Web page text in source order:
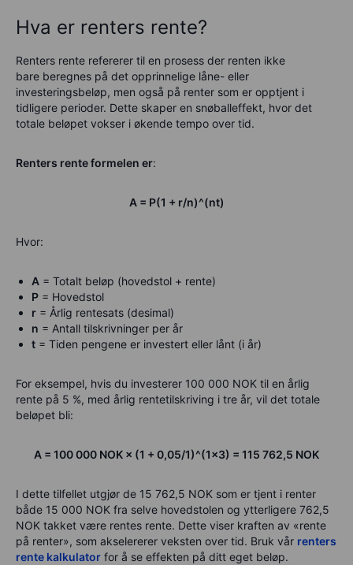
Hva er renters rente?
Renters rente refererer til en prosess der renten ikke
bare beregnes på det opprinnelige låne- eller
investeringsbeløp, men også på renter som er opptjent i
tidligere perioder. Dette skaper en snøballeffekt, hvor det
totale beløpet vokser i økende tempo over tid.
Renters rente formelen er:
A = P(1 + r/n)^(nt)
Hvor:
A = Totalt beløp (hovedstol + rente)
P = Hovedstol
r = Årlig rentesats (desimal)
n = Antall tilskrivninger per år
t = Tiden pengene er investert eller lånt (i år)
For eksempel, hvis du investerer 100 000 NOK til en årlig
rente på 5 %, med årlig rentetilskriving i tre år, vil det totale
beløpet bli:
A = 100 000 NOK × (1 + 0,05/1)^(1×3) = 115 762,5 NOK
I dette tilfellet utgjør de 15 762,5 NOK som er tjent i renter
både 15 000 NOK fra selve hovedstolen og ytterligere 762,5
NOK takket være rentes rente. Dette viser kraften av «rente
på renter», som akselererer veksten over tid. Bruk vår renters
rente kalkulator for å se effekten på ditt eget beløp.